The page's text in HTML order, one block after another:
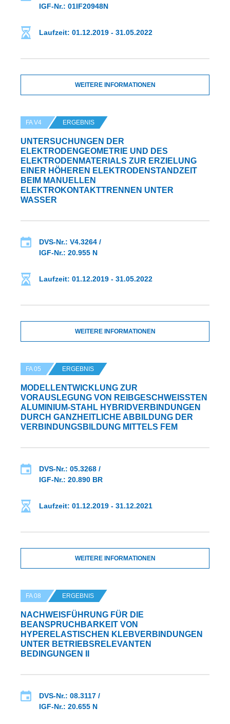
IGF-Nr.: 01IF20948N
Laufzeit: 01.12.2019 - 31.05.2022
WEITERE INFORMATIONEN
FA V4 ERGEBNIS
UNTERSUCHUNGEN DER
ELEKTRODENGEOMETRIE UND DES
ELEKTRODENMATERIALS ZUR ERZIELUNG
EINER HÖHEREN ELEKTRODENSTANDZEIT
BEIM MANUELLEN
ELEKTROKONTAKTTRENNEN UNTER
WASSER
DVS-Nr.: V4.3264 /
IGF-Nr.: 20.955 N
Laufzeit: 01.12.2019 - 31.05.2022
WEITERE INFORMATIONEN
FA 05 ERGEBNIS
MODELLENTWICKLUNG ZUR
VORAUSLEGUNG VON REIBGESCHWEISSTEN A
LUMINIUM-STAHL HYBRIDVERBINDUNGEN D
URCH GANZHEITLICHE ABBILDUNG DER V
ERBINDUNGSBILDUNG MITTELS FEM
DVS-Nr.: 05.3268 /
IGF-Nr.: 20.890 BR
Laufzeit: 01.12.2019 - 31.12.2021
WEITERE INFORMATIONEN
FA 08 ERGEBNIS
NACHWEISFÜHRUNG FÜR DIE
BEANSPRUCHBARKEIT VON
HYPERELASTISCHEN KLEBVERBINDUNGEN
UNTER BETRIEBSRELEVANTEN
BEDINGUNGEN II
DVS-Nr.: 08.3117 /
IGF-Nr.: 20.655 N